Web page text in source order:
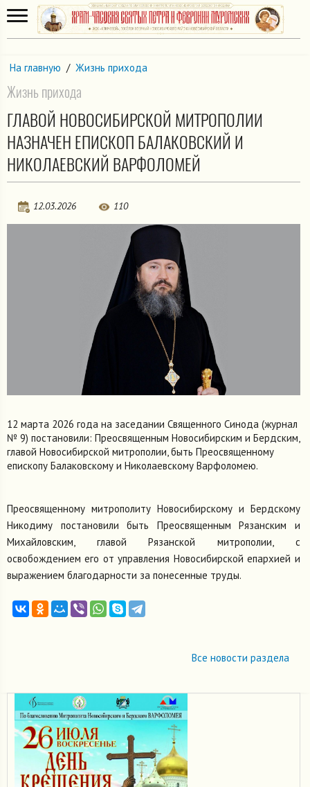
На главную / Жизнь прихода
Жизнь прихода
ГЛАВОЙ НОВОСИБИРСКОЙ МИТРОПОЛИИ
НАЗНАЧЕН ЕПИСКОП БАЛАКОВСКИЙ И
НИКОЛАЕВСКИЙ ВАРФОЛОМЕЙ
12.03.2026 110
12 марта 2026 года на заседании Священного Синода (журнал
№ 9) постановили: Преосвященным Новосибирским и Бердским,
главой Новосибирской митрополии, быть Преосвященному
епископу Балаковскому и Николаевскому Варфоломею.
Преосвященному митрополиту Новосибирскому и Бердскому
Никодиму постановили быть Преосвященным Рязанским и
Михайловским, главой Рязанской митрополии, с
освобождением его от управления Новосибирской епархией и
выражением благодарности за понесенные труды.
Все новости раздела